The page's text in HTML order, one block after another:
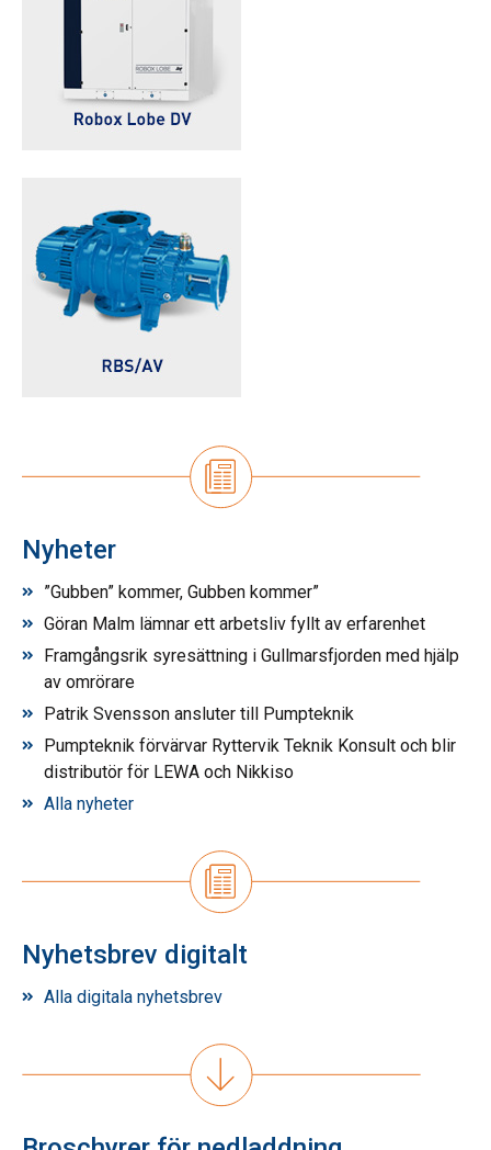
Nyheter
”Gubben” kommer, Gubben kommer”
Göran Malm lämnar ett arbetsliv fyllt av erfarenhet
Framgångsrik syresättning i Gullmarsfjorden med hjälp
av omrörare
Patrik Svensson ansluter till Pumpteknik
Pumpteknik förvärvar Ryttervik Teknik Konsult och blir
distributör för LEWA och Nikkiso
Alla nyheter
Nyhetsbrev digitalt
Alla digitala nyhetsbrev